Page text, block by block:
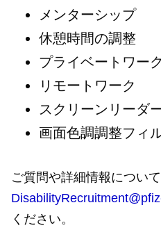
メンターシップ
休憩時間の調整
プライベートワー
リモートワーク
スクリーンリーダ
画面色調調整フィ
ご質問や詳細情報について
ください。